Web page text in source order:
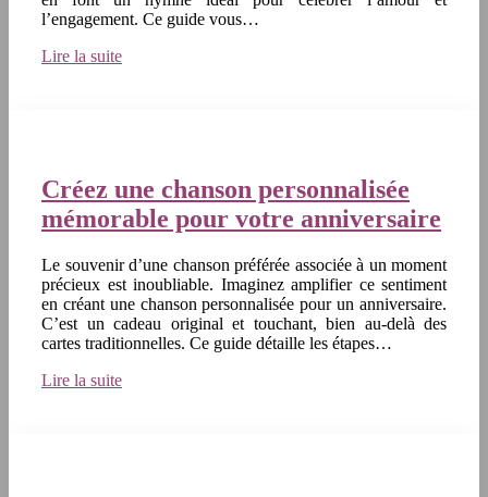
l’engagement. Ce guide vous…
Lire la suite
Créez une chanson personnalisée
mémorable pour votre anniversaire
Le souvenir d’une chanson préférée associée à un moment
précieux est inoubliable. Imaginez amplifier ce sentiment
en créant une chanson personnalisée pour un anniversaire.
C’est un cadeau original et touchant, bien au-delà des
cartes traditionnelles. Ce guide détaille les étapes…
Lire la suite